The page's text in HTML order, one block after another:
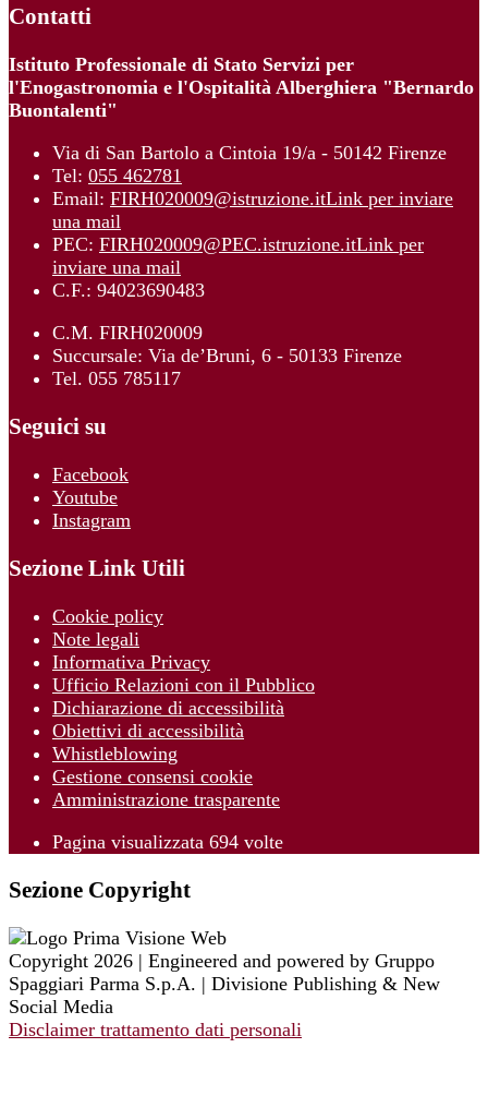
Contatti
Istituto Professionale di Stato Servizi per
l'Enogastronomia e l'Ospitalità Alberghiera "Bernardo
Buontalenti"
Via di San Bartolo a Cintoia 19/a - 50142 Firenze
Tel: 055 462781
Email: FIRH020009@istruzione.itLink per inviare
una mail
PEC: FIRH020009@PEC.istruzione.itLink per
inviare una mail
C.F.: 94023690483
C.M. FIRH020009
Succursale: Via de’Bruni, 6 - 50133 Firenze
Tel. 055 785117
Seguici su
Facebook
Youtube
Instagram
Sezione Link Utili
Cookie policy
Note legali
Informativa Privacy
Ufficio Relazioni con il Pubblico
Dichiarazione di accessibilità
Obiettivi di accessibilità
Whistleblowing
Gestione consensi cookie
Amministrazione trasparente
Pagina visualizzata 694 volte
Sezione Copyright
Copyright 2026 | Engineered and powered by Gruppo
Spaggiari Parma S.p.A. | Divisione Publishing & New
Social Media
Disclaimer trattamento dati personali